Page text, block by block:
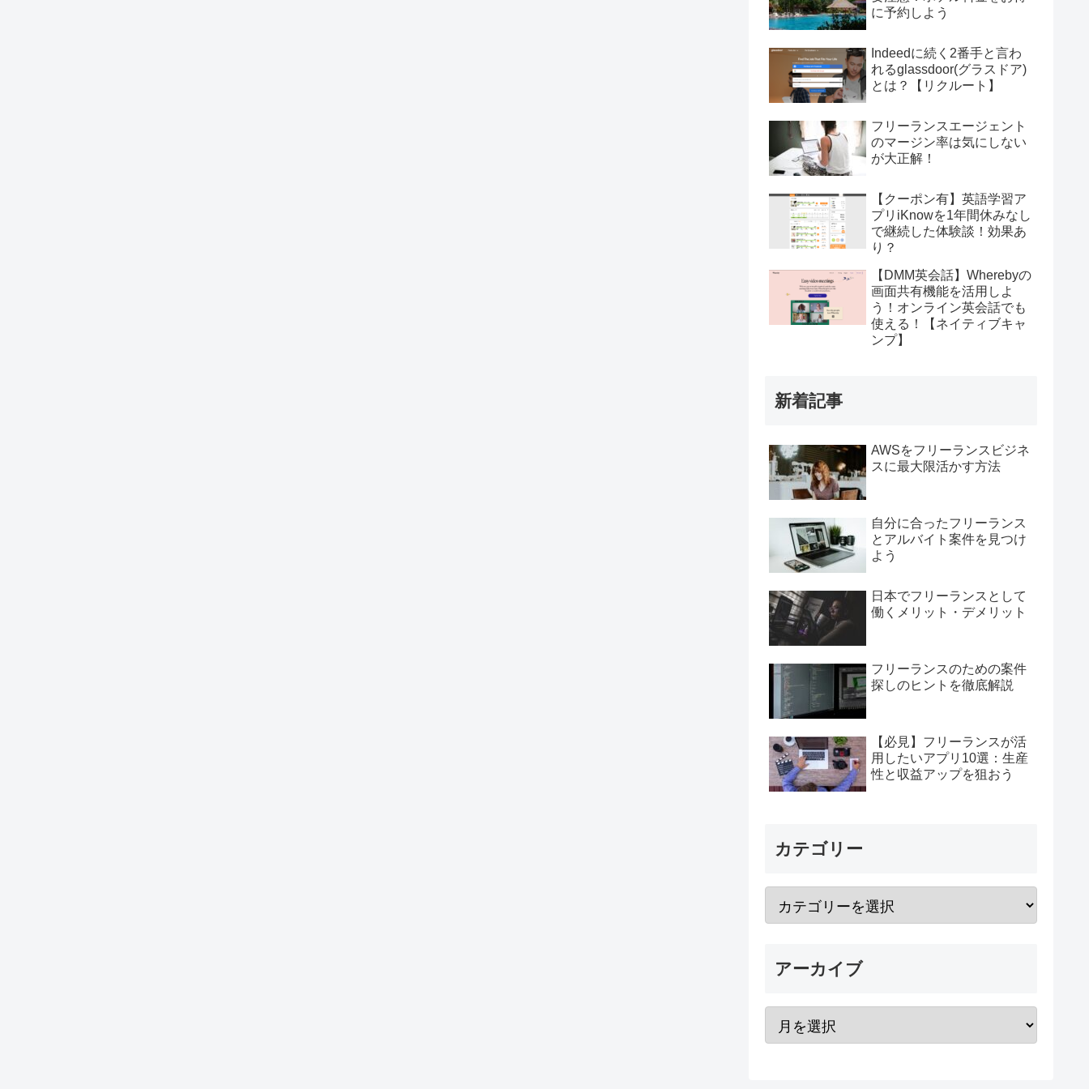
に予約しよう
Indeedに続く2番手と言わ
れるglassdoor(グラスドア)
とは？【リクルート】
フリーランスエージェント
のマージン率は気にしない
が大正解！
【クーポン有】英語学習ア
プリiKnowを1年間休みなし
で継続した体験談！効果あ
り？
【DMM英会話】Wherebyの
画面共有機能を活用しよ
う！オンライン英会話でも
使える！【ネイティブキャ
ンプ】
新着記事
AWSをフリーランスビジネ
スに最大限活かす方法
自分に合ったフリーランス
とアルバイト案件を見つけ
よう
日本でフリーランスとして
働くメリット・デメリット
フリーランスのための案件
探しのヒントを徹底解説
【必見】フリーランスが活
用したいアプリ10選：生産
性と収益アップを狙おう
カテゴリー
アーカイブ